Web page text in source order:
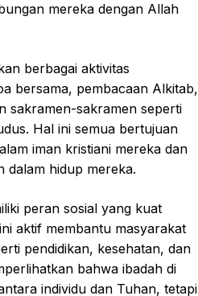
mereka dengan Allah
berbagai aktivitas
bersama, pembacaan Alkitab,
sakramen-sakramen seperti
Hal ini semua bertujuan
iman kristiani mereka dan
dalam hidup mereka.
peran sosial yang kuat
aktif membantu masyarakat
pendidikan, kesehatan, dan
bahwa ibadah di
individu dan Tuhan, tetapi